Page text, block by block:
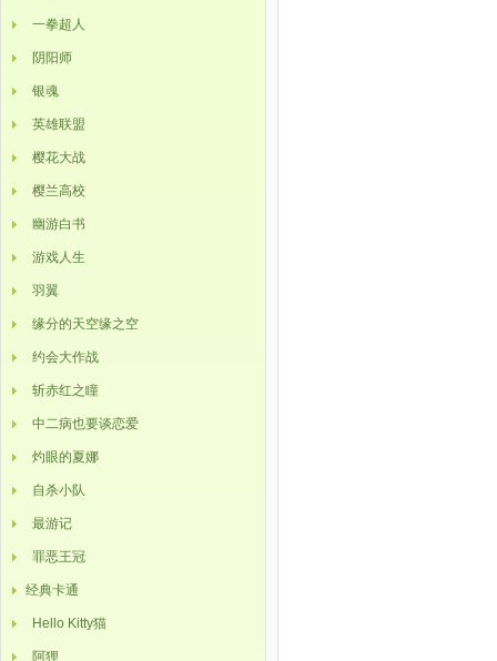
一拳超人
阴阳师
银魂
英雄联盟
樱花大战
樱兰高校
幽游白书
游戏人生
羽翼
缘分的天空缘之空
约会大作战
斩赤红之瞳
中二病也要谈恋爱
灼眼的夏娜
自杀小队
最游记
罪恶王冠
经典卡通
Hello Kitty猫
阿狸